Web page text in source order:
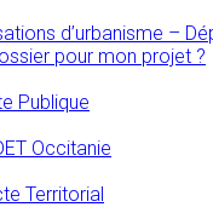
d’urbanisme –
pour mon projet ?
Publique
Occitanie
Territorial